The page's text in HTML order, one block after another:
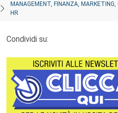
MANAGEMENT, FINANZA, MARKETING,
HR
Condividi su: